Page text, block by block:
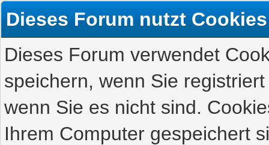
Dieses Forum nutzt Cookies
Dieses Forum verwendet
speichern, wenn Sie
wenn Sie es nicht sind.
Ihrem Computer gespeichert